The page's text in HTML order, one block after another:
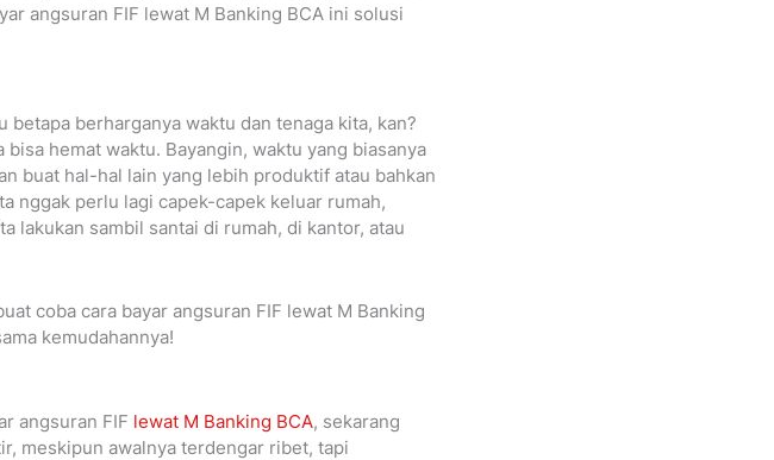
angsuran FIF lewat M Banking BCA ini solusi
berharganya waktu dan tenaga kita, kan?
hemat waktu. Bayangin, waktu yang biasanya
buat hal-hal lain yang lebih produktif atau bahkan
nggak perlu lagi capek-capek keluar rumah,
lakukan sambil santai di rumah, di kantor, atau
coba cara bayar angsuran FIF lewat M Banking
kemudahannya!
angsuran FIF lewat M Banking BCA, sekarang
meskipun awalnya terdengar ribet, tapi